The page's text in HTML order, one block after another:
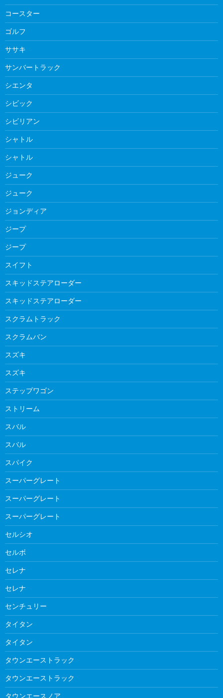
コースター
ゴルフ
ササキ
サンバートラック
シエンタ
シビック
シビリアン
シャトル
シャトル
ジューク
ジューク
ジョンディア
ジープ
ジープ
スイフト
スキッドステアローダー
スキッドステアローダー
スクラムトラック
スクラムバン
スズキ
スズキ
ステップワゴン
ストリーム
スバル
スバル
スパイク
スーパーグレート
スーパーグレート
スーパーグレート
セルシオ
セルボ
セレナ
セレナ
センチュリー
タイタン
タイタン
タウンエーストラック
タウンエーストラック
タウンエースノア